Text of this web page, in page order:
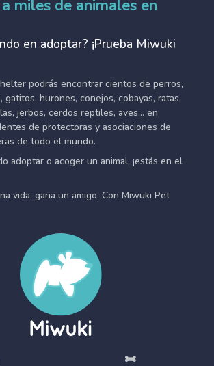
miles de animales en
en adoptar? ¡Prueba Miwuki
podrás encontrar cientos de perros,
gatitos, hurones, conejos, cobayas, ratas,
jerbos, cerdos reptiles, aves... en
de protectoras y asociaciones de
de todo el mundo.
adoptar o acoger un animal, ¡estás en el
vida, gana un amigo. Con Miwuki Pet